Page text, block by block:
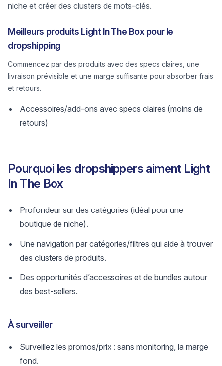
niche et créer des clusters de mots-clés.
Meilleurs produits Light In The Box pour le
dropshipping
Commencez par des produits avec des specs claires, une
livraison prévisible et une marge suffisante pour absorber frais
et retours.
Accessoires/add-ons avec specs claires (moins de
retours)
Pourquoi les dropshippers aiment Light
In The Box
Profondeur sur des catégories (idéal pour une
boutique de niche).
Une navigation par catégories/filtres qui aide à trouver
des clusters de produits.
Des opportunités d’accessoires et de bundles autour
des best-sellers.
À surveiller
Surveillez les promos/prix : sans monitoring, la marge
fond.